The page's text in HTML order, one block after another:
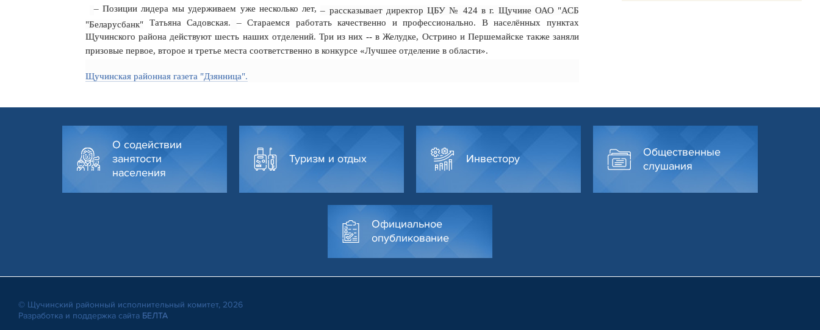
– Позиции лидера мы удерживаем уже несколько лет, – рассказывает директор ЦБУ № 424 в г. Щучине ОАО "АСБ
"Беларусбанк" Татьяна Садовская.
– Стараемся работать качественно и профессионально. В населённых пунктах
Щучинского района действуют шесть наших отделений. Три из них -- в Желудке, Острино и Першемайске также заняли
призовые первое, второе и третье места соответственно в конкурсе «Лучшее отделение в области».
Щучинская районная газета "Дзянница".
О содействии
занятости
населения
Туризм и отдых Инвестору
Общественные
слушания
Официальное
опубликование
© Щучинский районный исполнительный комитет, 2026
Разработка и поддержка сайта БЕЛТА